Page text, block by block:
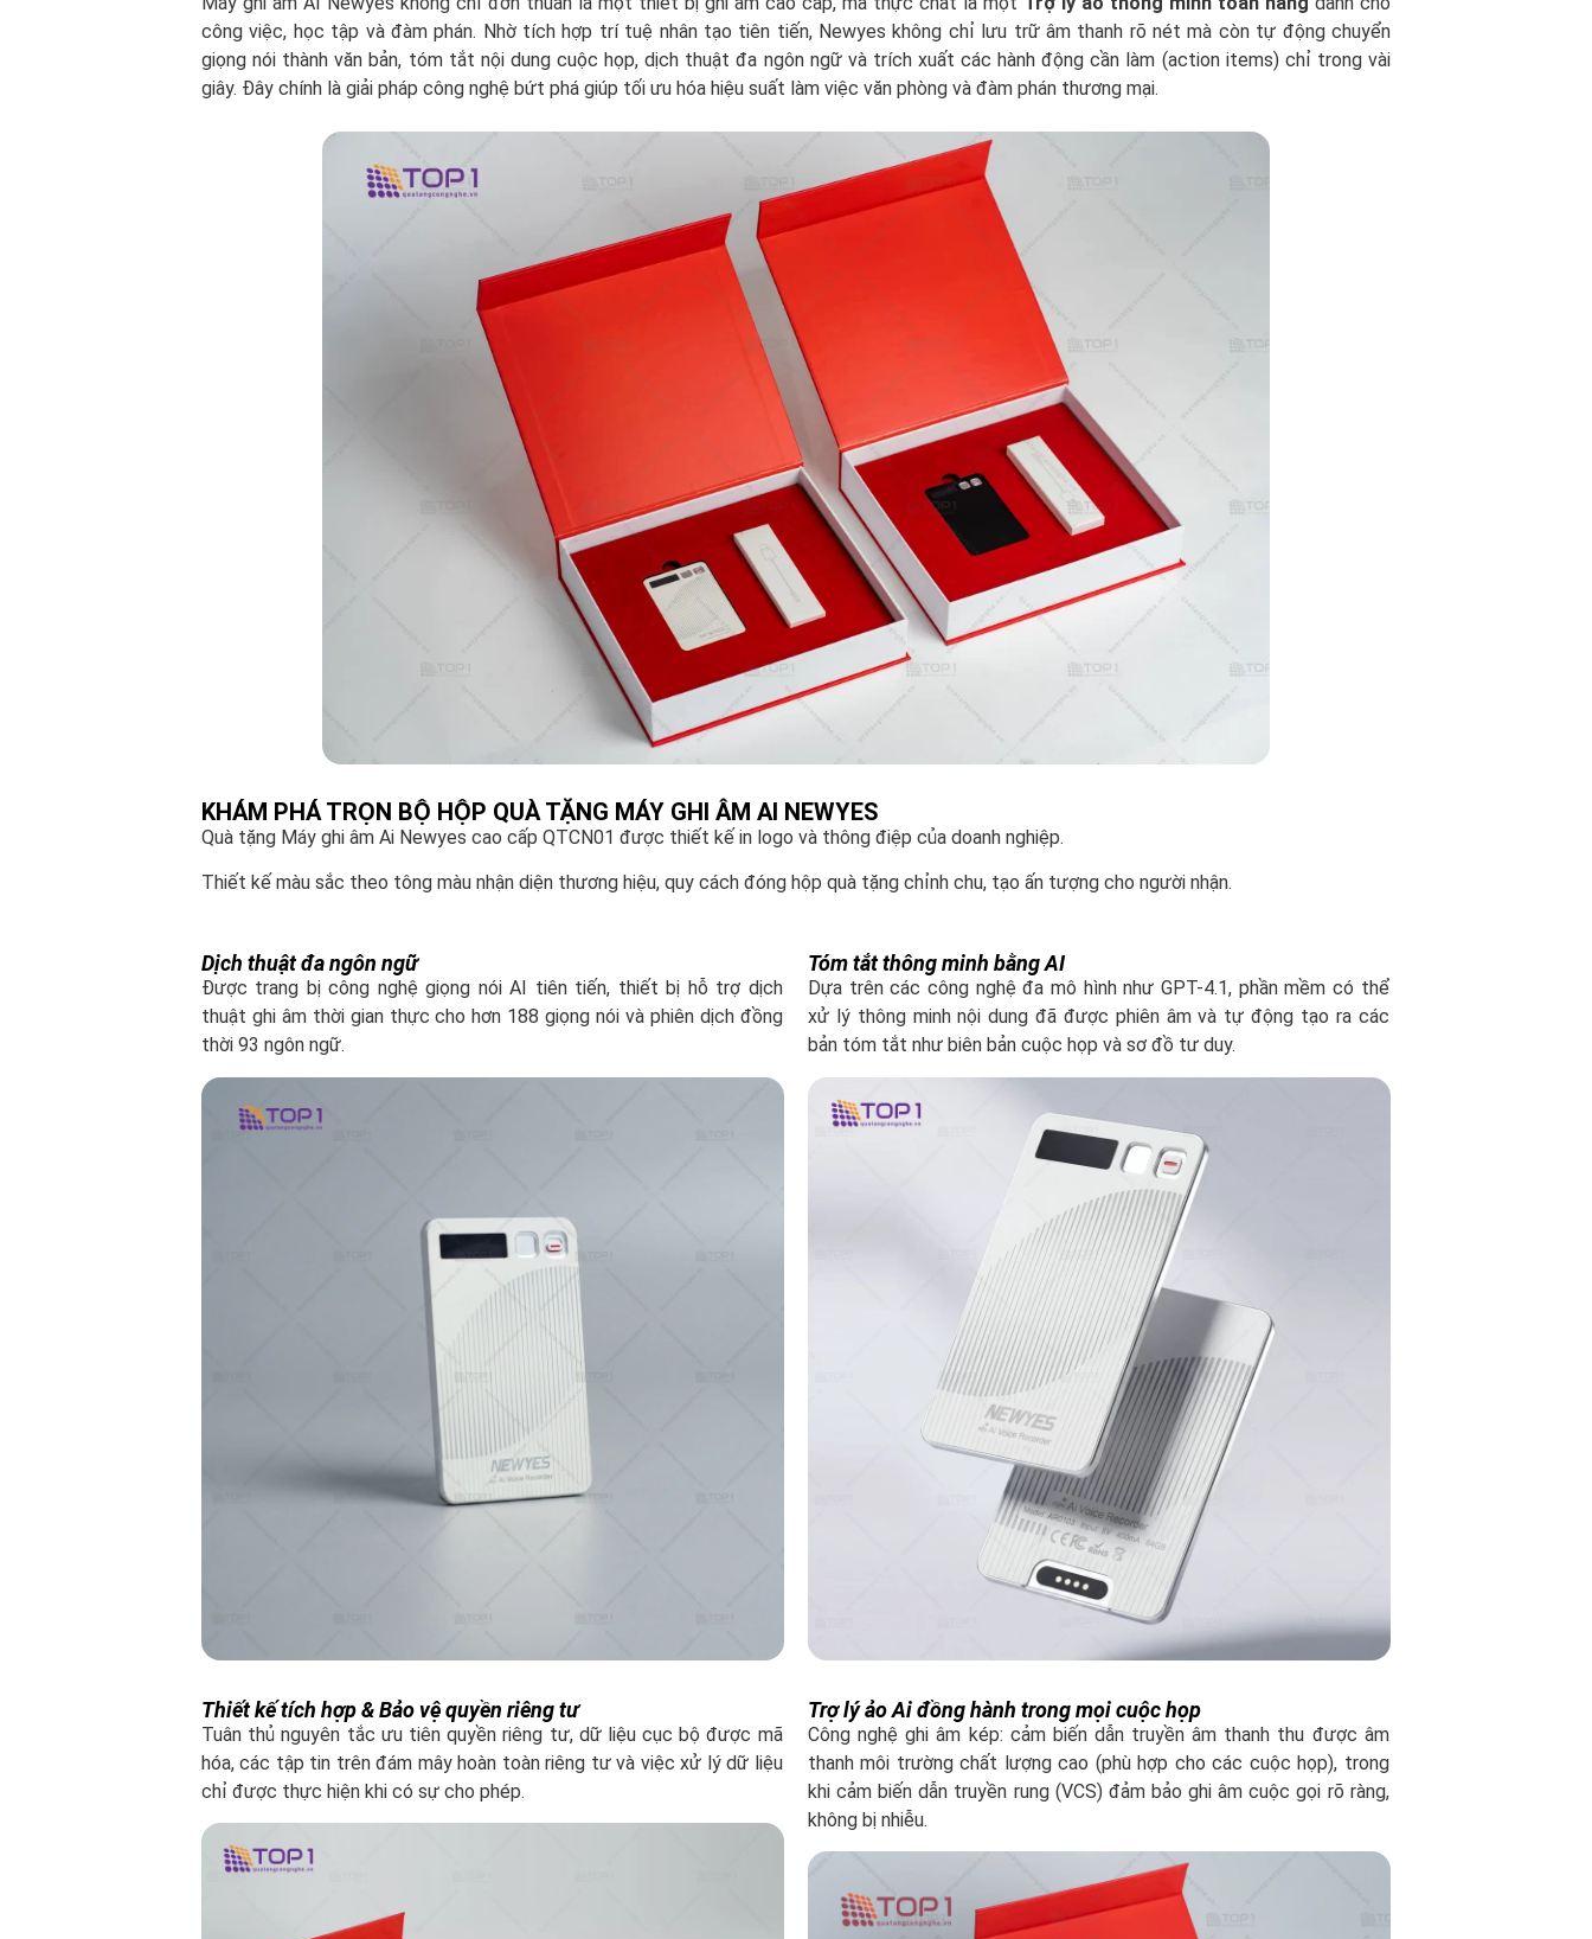
công việc, học tập và đàm phán. Nhờ tích hợp trí tuệ nhân tạo tiên tiến, Newyes không chỉ lưu trữ âm thanh rõ nét mà còn tự động chuyển
giọng nói thành văn bản, tóm tắt nội dung cuộc họp, dịch thuật đa ngôn ngữ và trích xuất các hành động cần làm (action items) chỉ trong vài
giây. Đây chính là giải pháp công nghệ bứt phá giúp tối ưu hóa hiệu suất làm việc văn phòng và đàm phán thương mại.
KHÁM PHÁ TRỌN BỘ HỘP QUÀ TẶNG MÁY GHI ÂM AI NEWYES
Quà tặng Máy ghi âm Ai Newyes cao cấp QTCN01 được thiết kế in logo và thông điệp của doanh nghiệp.
Thiết kế màu sắc theo tông màu nhận diện thương hiệu, quy cách đóng hộp quà tặng chỉnh chu, tạo ấn tượng cho người nhận.
Dịch thuật đa ngôn ngữ
Được trang bị công nghệ giọng nói AI tiên tiến, thiết bị hỗ trợ dịch
thuật ghi âm thời gian thực cho hơn 188 giọng nói và phiên dịch đồng
thời 93 ngôn ngữ.
Tóm tắt thông minh bằng AI
Dựa trên các công nghệ đa mô hình như GPT-4.1, phần mềm có thể
xử lý thông minh nội dung đã được phiên âm và tự động tạo ra các
bản tóm tắt như biên bản cuộc họp và sơ đồ tư duy.
Thiết kế tích hợp & Bảo vệ quyền riêng tư
Tuân thủ nguyên tắc ưu tiên quyền riêng tư, dữ liệu cục bộ được mã
hóa, các tập tin trên đám mây hoàn toàn riêng tư và việc xử lý dữ liệu
chỉ được thực hiện khi có sự cho phép.
Trợ lý ảo Ai đồng hành trong mọi cuộc họp
Công nghệ ghi âm kép: cảm biến dẫn truyền âm thanh thu được âm
thanh môi trường chất lượng cao (phù hợp cho các cuộc họp), trong
khi cảm biến dẫn truyền rung (VCS) đảm bảo ghi âm cuộc gọi rõ ràng,
không bị nhiễu.